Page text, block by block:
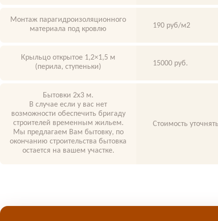
Монтаж парагидроизоляционного
материала под кровлю
190 руб/м2
Крыльцо открытое 1,2×1,5 м
(перила, ступеньки)
15000 руб.
Бытовки 2х3 м.
В случае если у вас нет
возможности обеспечить бригаду
строителей временным жильем.
Мы предлагаем Вам бытовку, по
окончанию строительства бытовка
остается на вашем участке.
Стоимость